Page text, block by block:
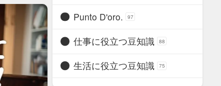
Punto D'oro. 97
仕事に役立つ豆知識 88
生活に役立つ豆知識 75